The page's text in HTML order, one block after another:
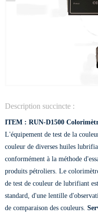
Description succincte :
ITEM : RUN-D1500
L'équipement de test de la
couleur de diverses huiles
conformément à la méthode
produits pétroliers. Le
de test de couleur de lubrifiant
standard, d'une lentille
de comparaison des couleurs.